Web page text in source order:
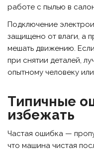
работе с пылью в
Подключение
защищено от влаги, а
мешать движению.
при снятии деталей,
опытному человеку
Типичные
избежать
Частая ошибка —
что машина чистая